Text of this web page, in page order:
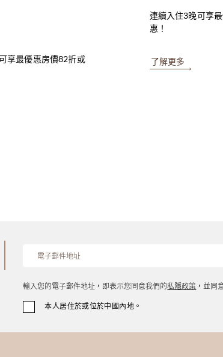
享最優惠房價82折或
連續入住3晚可享
惠！
了解更多
輸入您的電子郵件地址，即表示您同意我們的私隱政策 ，並同
本人居住於或位於中國內地。